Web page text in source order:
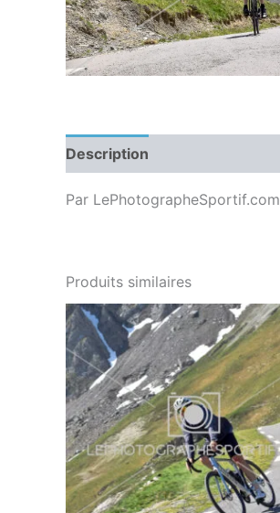
Description
Par LePhotographeSportif.com
Produits similaires